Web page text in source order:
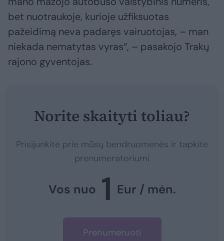
bet nuotraukoje, kurioje užfiksuotas
pažeidimą neva padaręs vairuotojas, – man
niekada nematytas vyras“, – pasakojo Trakų
rajono gyventojas.
Norite skaityti toliau?
Prisijunkite prie mūsų bendruomenės ir tapkite
prenumeratoriumi
Vos nuo 1 Eur / mėn.
Prenumeruoti